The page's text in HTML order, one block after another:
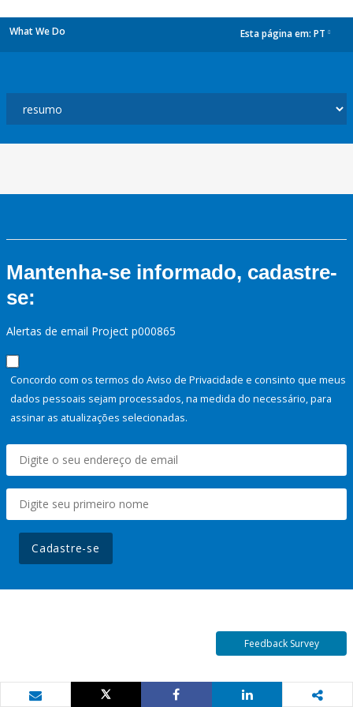
What We Do Esta página em: PT
Mantenha-se informado, cadastre-
se:
Alertas de email Project p000865
Concordo com os termos do Aviso de Privacidade e consinto que meus
dados pessoais sejam processados, na medida do necessário, para
assinar as atualizações selecionadas.
Cadastre-se
Feedback Survey